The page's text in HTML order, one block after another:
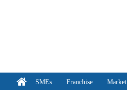
SMEs Franchise Market